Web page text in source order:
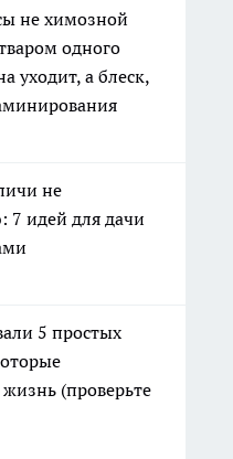
не химозной
одного
уходит, а блеск,
не
7 идей для дачи
5 простых
(проверьте